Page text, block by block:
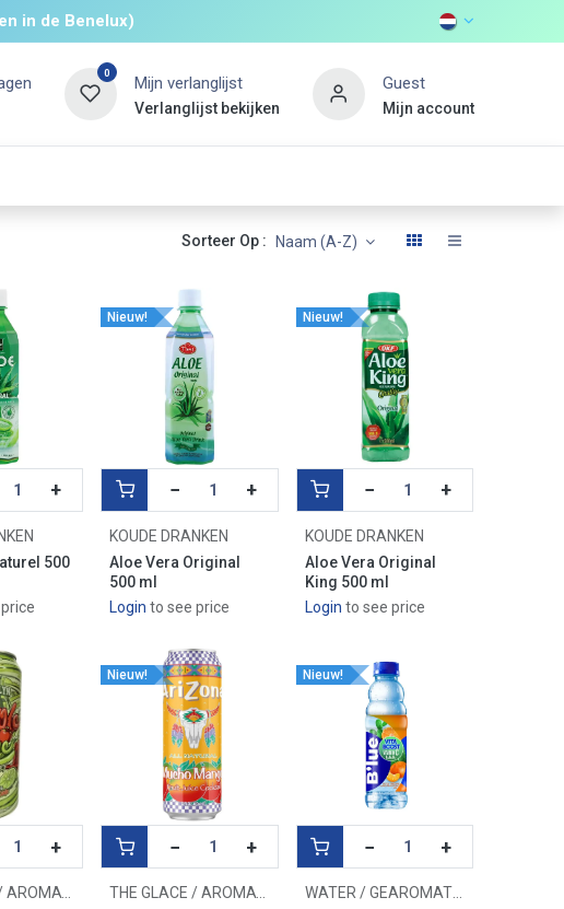
in de Benelux)
0 Mijn verlanglijst
Verlanglijst bekijken
Guest
Mijn account
ONTDEKKEN
Sorteer Op : Naam (A-Z)
+
500
Nieuw!
− +
KOUDE DRANKEN
Aloe Vera Original
500 ml
Login to see price
Nieuw!
− +
KOUDE DRANKEN
Aloe Vera Original
King 500 ml
Login to see price
+
THE GLACE / AROMATISÉ
Nieuw!
− +
THE GLACE / AROMATISÉ
Nieuw!
− +
WATER / GEAROMATISEERD WATER